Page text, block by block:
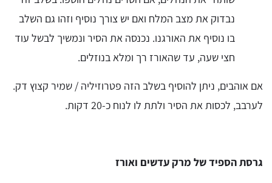
נבדוק את מצב המלח ואם יש צורך נוסיף וזהו גם השלב
בו נוסיף את האורגנו. נכנסה את הסיר ונמשיך לבשל עוד
חצי שעה, עד שהאורז רך ומלא בנוזלים.
אם אוהבים, ניתן להוסיף בשלב הזה פטרוזיליה / שמיר קצוץ דק.
לערבב, לכסות את הסיר ולתת לו לנוח כ-20 דקות.
גרסת הספיד של מרק עדשים ואורז